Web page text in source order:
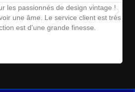
les passionnés de design vintage !
une âme. Le service client est très
est d'une grande finesse.